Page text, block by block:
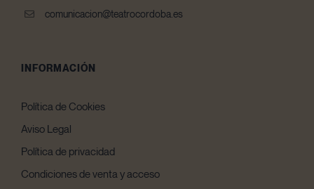
comunicacion@teatrocordoba.es
INFORMACIÓN
Política de Cookies
Aviso Legal
Política de privacidad
Condiciones de venta y acceso